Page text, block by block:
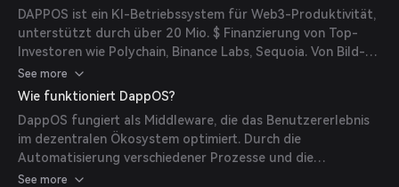
DAPPOS ist ein KI-Betriebssystem für Web3-Produktivität,
unterstützt durch über 20 Mio. $ Finanzierung von Top-
Investoren wie Polychain, Binance Labs, Sequoia. Von Bild-
und Videogenerierung, Vibe-Coding, Tiefenforschung bis hin
zu Strategieentwicklung bietet DAPPOS ein All-in-One-
Betriebssystem, das Web3-spezifische KI-Anwendungen für
Marketing, Entwicklung, Interaktion und Handel über eine
KI-Infrastruktur aus Multi-Agenten-Framework (MAF) und
einem kontinuierlichen Verstärkungslern-Engine ermöglicht.
See more
Wie funktioniert DappOS?
DappOS fungiert als Middleware, die das Benutzererlebnis
im dezentralen Ökosystem optimiert. Durch die
Automatisierung verschiedener Prozesse und die
Verwaltung der Interaktionen zwischen Nutzern und
See more